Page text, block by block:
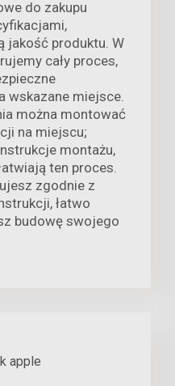
do zakupu
jakość produktu. W
cały proces,
wskazane miejsce.
można montować
na miejscu;
montażu,
ten proces.
zgodnie z
łatwo
budowę swojego
apple